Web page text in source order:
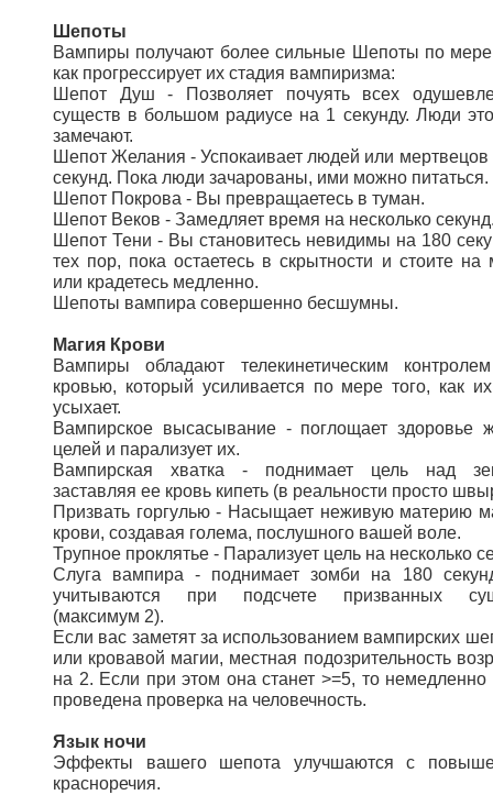
Шепоты
Вампиры получают более сильные Шепоты по мере
как прогрессирует их стадия вампиризма:
Шепот Душ - Позволяет почуять всех
существ в большом радиусе на 1 секунду. Люди
замечают.
Шепот Желания - Успокаивает людей или мертвецов
секунд. Пока люди зачарованы, ими можно питаться.
Шепот Покрова - Вы превращаетесь в туман.
Шепот Веков - Замедляет время на несколько
Шепот Тени - Вы становитесь невидимы на 180
тех пор, пока остаетесь в скрытности и стоите на
или крадетесь медленно.
Шепоты вампира совершенно бесшумны.
Магия Крови
Вампиры обладают телекинетическим
кровью, который усиливается по мере того, как
усыхает.
Вампирское высасывание - поглощает здоровье
целей и парализует их.
Вампирская хватка - поднимает цель над
заставляя ее кровь кипеть (в реальности просто
Призвать горгулью - Насыщает неживую материю
крови, создавая голема, послушного вашей воле.
Трупное проклятье - Парализует цель на несколько
Слуга вампира - поднимает зомби на 180
учитываются при подсчете призванных
(максимум 2).
Если вас заметят за использованием вампирских
или кровавой магии, местная подозрительность
на 2. Если при этом она станет >=5, то немедленно
проведена проверка на человечность.
Язык ночи
Эффекты вашего шепота улучшаются с
красноречия.